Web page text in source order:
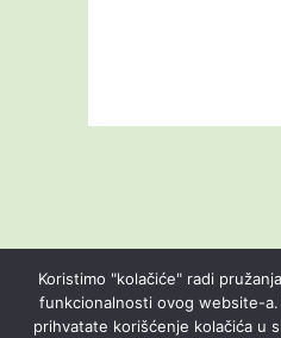
Livestream Blog
Koristimo "kolačiće" radi
funkcionalnosti ovog website-
prihvatate korišćenje kolačića u